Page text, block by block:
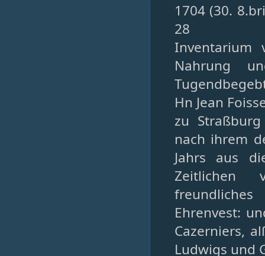
1704 (30.
28
Inventarium
Nahrung
Hn Jean
zu
nach ihrem
Jahrs aus
Zeitlichen
Ehrenvest:
Cazerniers,
Ludwigs und